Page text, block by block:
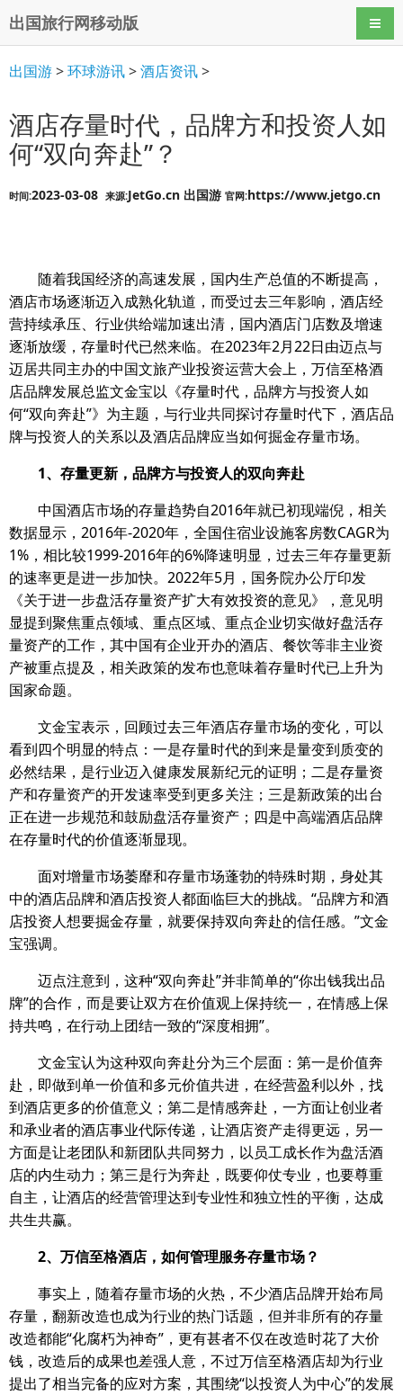
出国旅行网移动版 导航
出国游>环球游讯>酒店资讯>
酒店存量时代，品牌方和投资人如
何“双向奔赴”？
时间:2023-03-08 来源:JetGo.cn 出国游 官网:https://www.jetgo.cn
随着我国经济的高速发展，国内生产总值的不断提高，
酒店市场逐渐迈入成熟化轨道，而受过去三年影响，酒店经
营持续承压、行业供给端加速出清，国内酒店门店数及增速
逐渐放缓，存量时代已然来临。在2023年2月22日由迈点与
迈居共同主办的中国文旅产业投资运营大会上，万信至格酒
店品牌发展总监文金宝以《存量时代，品牌方与投资人如
何“双向奔赴”》为主题，与行业共同探讨存量时代下，酒店品
牌与投资人的关系以及酒店品牌应当如何掘金存量市场。
1、存量更新，品牌方与投资人的双向奔赴
中国酒店市场的存量趋势自2016年就已初现端倪，相关
数据显示，2016年-2020年，全国住宿业设施客房数CAGR为
1%，相比较1999-2016年的6%降速明显，过去三年存量更新
的速率更是进一步加快。2022年5月，国务院办公厅印发
《关于进一步盘活存量资产扩大有效投资的意见》，意见明
显提到聚焦重点领域、重点区域、重点企业切实做好盘活存
量资产的工作，其中国有企业开办的酒店、餐饮等非主业资
产被重点提及，相关政策的发布也意味着存量时代已上升为
国家命题。
文金宝表示，回顾过去三年酒店存量市场的变化，可以
看到四个明显的特点：一是存量时代的到来是量变到质变的
必然结果，是行业迈入健康发展新纪元的证明；二是存量资
产和存量资产的开发速率受到更多关注；三是新政策的出台
正在进一步规范和鼓励盘活存量资产；四是中高端酒店品牌
在存量时代的价值逐渐显现。
面对增量市场萎靡和存量市场蓬勃的特殊时期，身处其
中的酒店品牌和酒店投资人都面临巨大的挑战。“品牌方和酒
店投资人想要掘金存量，就要保持双向奔赴的信任感。”文金
宝强调。
迈点注意到，这种“双向奔赴”并非简单的“你出钱我出品
牌”的合作，而是要让双方在价值观上保持统一，在情感上保
持共鸣，在行动上团结一致的“深度相拥”。
文金宝认为这种双向奔赴分为三个层面：第一是价值奔
赴，即做到单一价值和多元价值共进，在经营盈利以外，找
到酒店更多的价值意义；第二是情感奔赴，一方面让创业者
和承业者的酒店事业代际传递，让酒店资产走得更远，另一
方面是让老团队和新团队共同努力，以员工成长作为盘活酒
店的内生动力；第三是行为奔赴，既要仰仗专业，也要尊重
自主，让酒店的经营管理达到专业性和独立性的平衡，达成
共生共赢。
2、万信至格酒店，如何管理服务存量市场？
事实上，随着存量市场的火热，不少酒店品牌开始布局
存量，翻新改造也成为行业的热门话题，但并非所有的存量
改造都能“化腐朽为神奇”，更有甚者不仅在改造时花了大价
钱，改造后的成果也差强人意，不过万信至格酒店却为行业
提出了相当完备的应对方案，其围绕“以投资人为中心”的发展